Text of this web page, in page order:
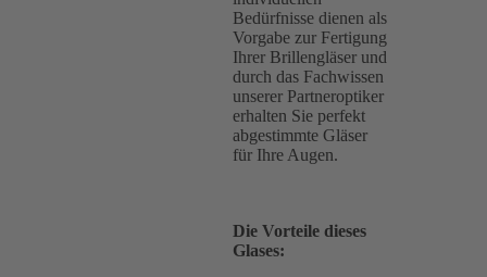
Bedürfnisse dienen als
Vorgabe zur Fertigung
Ihrer Brillengläser und
durch das Fachwissen
unserer Partneroptiker
erhalten Sie perfekt
abgestimmte Gläser
für Ihre Augen.
Die Vorteile dieses
Glases: